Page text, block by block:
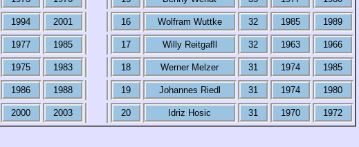
1994 2001 16 Wolfram Wuttke 32 1985 1989
1977 1985 17 Willy Reitgaﬂl 32 1963 1966
1975 1983 18 Werner Melzer 31 1974 1985
1986 1988 19 Johannes Riedl 31 1974 1980
2000 2003 20 Idriz Hosic 31 1970 1972